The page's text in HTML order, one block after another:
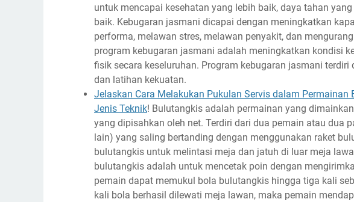
untuk mencapai kesehatan yang lebih baik, daya tahan
baik. Kebugaran jasmani dicapai dengan meningkatkan
performa, melawan stres, melawan penyakit, dan
program kebugaran jasmani adalah meningkatkan kondisi
fisik secara keseluruhan. Program kebugaran jasmani
dan latihan kekuatan.
Jelaskan Cara Melakukan Pukulan Servis dalam Permainan
Jenis Teknik! Bulutangkis adalah permainan yang
yang dipisahkan oleh net. Terdiri dari dua pemain atau dua
lain) yang saling bertanding dengan menggunakan raket
bulutangkis untuk melintasi meja dan jatuh di luar meja
bulutangkis adalah untuk mencetak poin dengan
pemain dapat memukul bola bulutangkis hingga tiga kali
kali bola berhasil dilewati meja lawan, maka pemain